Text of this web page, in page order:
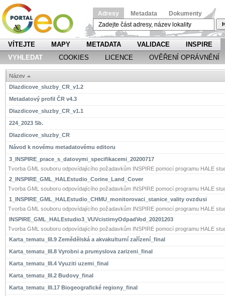
Adresy Metadata Dokumenty
VÍTEJTE MAPY METADATA VALIDACE
INSPIRE
VYHLEDAT
COOKIES LICENCE OVĚŘENÍ OPRÁVNĚNÍ
Název
Dlazdicove_sluzby_CR_v1.2
Metadatový profil ČR v4.3
Dlazdicove_sluzby_CR_v1.1
224_2023 Sb.
Dlazdicove_sluzby_CR
Návod k novému metadatovému editoru
3_INSPIRE_prace_s_datovymi_specifikacemi_20200717
Tvorba GML souboru odpovídajícího požadavkům INSPIRE pomocí programu HALE
2_INSPIRE_GML_HALEstudio_Corine_Land_Cover
Tvorba GML souboru odpovídajícího požadavkům INSPIRE pomocí programu HALE
1_INSPIRE_GML_HALEstudio_CHMU_monitorovaci_stanice_vality ovzdusi
Tvorba GML souboru odpovídajícího požadavkům INSPIRE pomocí programu HALE
INSPIRE_GML_HALEstudio3_VUVcistirnyOdpadVod_20201203
Tvorba GML souboru odpovídajícího požadavkům INSPIRE pomocí programu HALE
Karta_tematu_III.9 Zemědělská a akvakulturní zařízení_final
Karta_tematu_III.8 Vyrobni a prumyslova zarizeni_final
Karta_tematu_III.4 Vyuziti uzemi_final
Karta_tematu_III.2 Budovy_final
Karta_tematu_III.17 Biogeografické regiony_final